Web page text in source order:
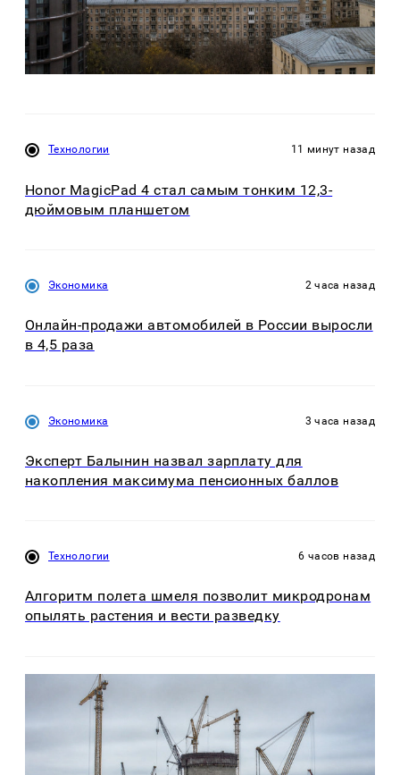
Технологии 11 минут назад
Honor MagicPad 4 стал самым тонким 12,3-
дюймовым планшетом
Экономика 2 часа назад
Онлайн-продажи автомобилей в России выросли
в 4,5 раза
Экономика 3 часа назад
Эксперт Балынин назвал зарплату для
накопления максимума пенсионных баллов
Технологии 6 часов назад
Алгоритм полета шмеля позволит микродронам
опылять растения и вести разведку